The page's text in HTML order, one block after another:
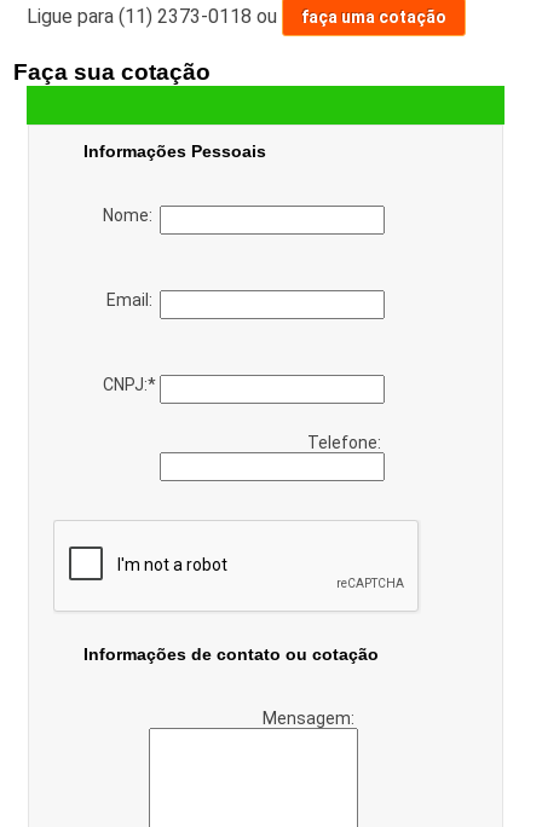
Ligue para (11) 2373-0118 ou faça uma cotação
Faça sua cotação
Informações Pessoais
Nome:
Email:
CNPJ:*
Telefone:
Informações de contato ou cotação
Mensagem: